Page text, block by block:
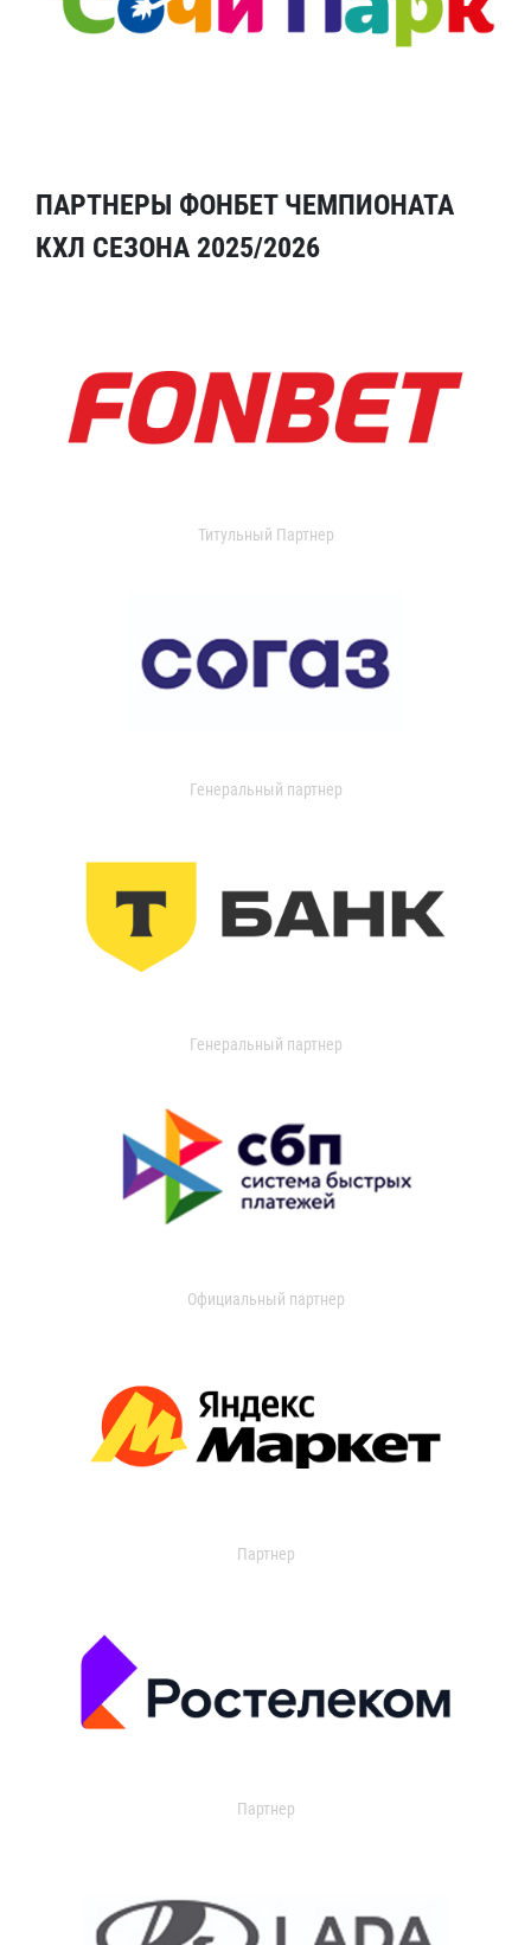
ПАРТНЕРЫ ФОНБЕТ ЧЕМПИОНАТА
КХЛ СЕЗОНА 2025/2026
Титульный Партнер
Генеральный партнер
Генеральный партнер
Официальный партнер
Партнер
Партнер